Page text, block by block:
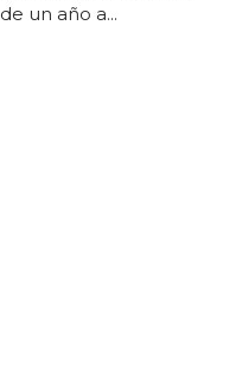
de un año a...